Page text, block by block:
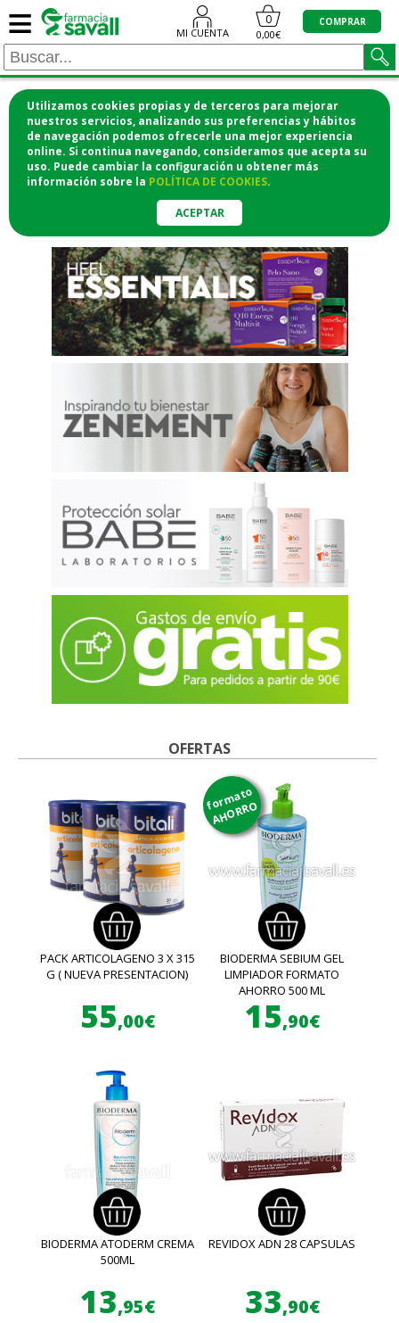
Utilizamos cookies propias y de terceros para mejorar
nuestros servicios, analizando sus preferencias y hábitos
de navegación podemos ofrecerle una mejor experiencia
online. Si continua navegando, consideramos que acepta su
uso. Puede cambiar la configuración u obtener más
información sobre la POLÍTICA DE COOKIES.
ACEPTAR
≡ MI CUENTA
0
0,00€
COMPRAR
¡COMPRA CÓMODAMENTE
DESDE CASA Y RECOGE EN LA
FARMACIA!o si lo prefieres te lo mandamos
a casa
OFERTAS
PACK ARTICOLAGENO 3 X 315
G ( NUEVA PRESENTACION)
55,00€
formato
AHORRO
BIODERMA SEBIUM GEL
LIMPIADOR FORMATO
AHORRO 500 ML
15,90€
BIODERMA ATODERM CREMA
500ML
13,95€
REVIDOX ADN 28 CAPSULAS
33,90€